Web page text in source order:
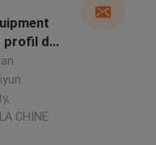
profil du
CHINE